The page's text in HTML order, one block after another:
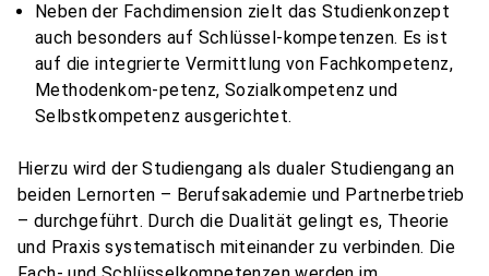
Neben der Fachdimension zielt das Studienkonzept
auch besonders auf Schlüssel-kompetenzen. Es ist
auf die integrierte Vermittlung von Fachkompetenz,
Methodenkom-petenz, Sozialkompetenz und
Selbstkompetenz ausgerichtet.
Hierzu wird der Studiengang als dualer Studiengang an
beiden Lernorten – Berufsakademie und Partnerbetrieb
– durchgeführt. Durch die Dualität gelingt es, Theorie
und Praxis systematisch miteinander zu verbinden. Die